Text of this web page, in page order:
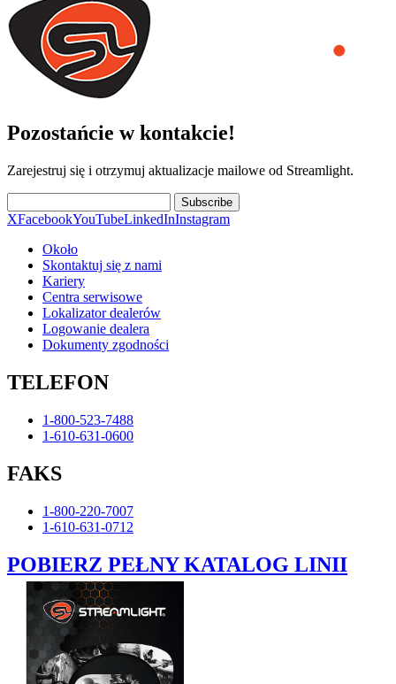
Pozostańcie w kontakcie!
Zarejestruj się i otrzymuj aktualizacje mailowe od Streamlight.
Subscribe
XFacebookYouTubeLinkedInInstagram
Około
Skontaktuj się z nami
Kariery
Centra serwisowe
Lokalizator dealerów
Logowanie dealera
Dokumenty zgodności
TELEFON
1-800-523-7488
1-610-631-0600
FAKS
1-800-220-7007
1-610-631-0712
POBIERZ PEŁNY KATALOG LINII